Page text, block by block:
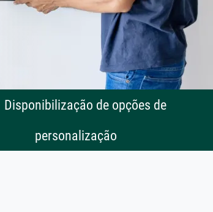
Disponibilização de opções de
personalização